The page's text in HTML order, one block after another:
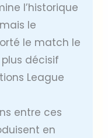
l’historique
le
le match le
décisif
League
entre ces
en